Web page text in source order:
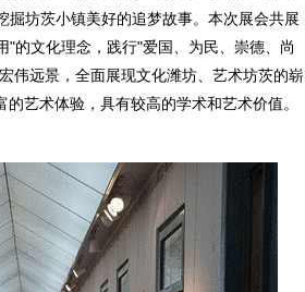
坊茨小镇美好的追梦故事。本次展会共展
的文化理念，践行"爱国、为民、崇德、尚
伟远景，全面展现文化潍坊、艺术坊茨的崭
艺术体验，具有较高的学术和艺术价值。